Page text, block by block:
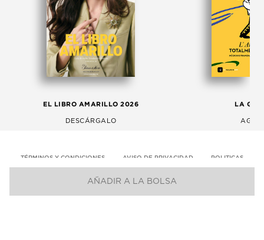
AÑADIR A LA BOLSA
EL LIBRO AMARILLO 2026
DESCÁRGALO
LA
TÉRMINOS Y CONDICIONES AVISO DE PRIVACIDAD POLITICAS